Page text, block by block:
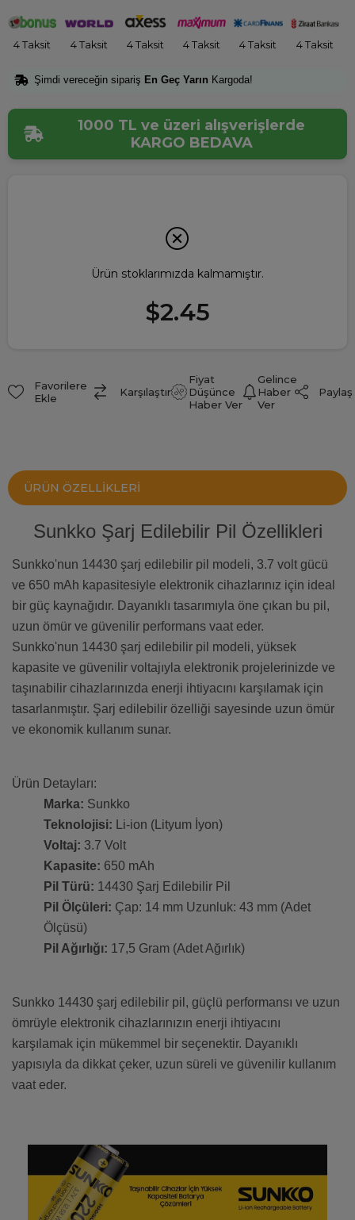
4 Taksit 4 Taksit 4 Taksit 4 Taksit 4 Taksit 4 Taksit
Şimdi vereceğin sipariş En Geç Yarın Kargoda!
1000 TL ve üzeri alışverişlerde
KARGO BEDAVA
Ürün stoklarımızda kalmamıştır.
$2.45
Favorilere
Ekle
Karşılaştır
Fiyat
Düşünce
Haber Ver
Gelince
Haber
Ver
Paylaş
ÜRÜN ÖZELLIKLERI
Sunkko Şarj Edilebilir Pil Özellikleri
Sunkko'nun 14430 şarj edilebilir pil modeli, 3.7 volt gücü
ve 650 mAh kapasitesiyle elektronik cihazlarınız için ideal
bir güç kaynağıdır. Dayanıklı tasarımıyla öne çıkan bu pil,
uzun ömür ve güvenilir performans vaat eder.
Sunkko'nun 14430 şarj edilebilir pil modeli, yüksek
kapasite ve güvenilir voltajıyla elektronik projelerinizde ve
taşınabilir cihazlarınızda enerji ihtiyacını karşılamak için
tasarlanmıştır. Şarj edilebilir özelliği sayesinde uzun ömür
ve ekonomik kullanım sunar.
Ürün Detayları:
Marka: Sunkko
Teknolojisi: Li-ion (Lityum İyon)
Voltaj: 3.7 Volt
Kapasite: 650 mAh
Pil Türü: 14430 Şarj Edilebilir Pil
Pil Ölçüleri: Çap: 14 mm Uzunluk: 43 mm (Adet
Ölçüsü)
Pil Ağırlığı: 17,5 Gram (Adet Ağırlık)
Sunkko 14430 şarj edilebilir pil, güçlü performansı ve uzun
ömrüyle elektronik cihazlarınızın enerji ihtiyacını
karşılamak için mükemmel bir seçenektir. Dayanıklı
yapısıyla da dikkat çeker, uzun süreli ve güvenilir kullanım
vaat eder.